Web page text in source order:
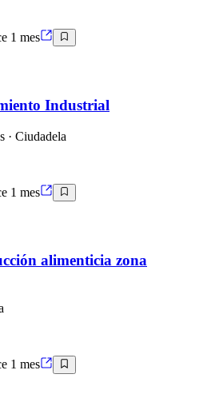
1 mes
Industrial
· Ciudadela
1 mes
alimenticia zona
1 mes